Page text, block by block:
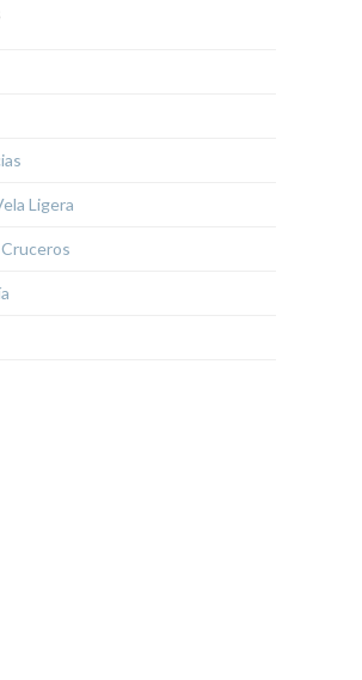
Ligera